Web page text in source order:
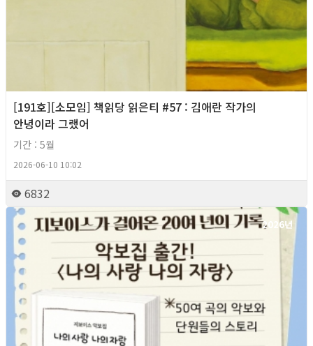
[191호][소모임] 책읽당 읽은티 #57 : 김애란 작가의
안녕이라 그랬어
기간 : 5월
2026-06-10 10:02
6832
2026년